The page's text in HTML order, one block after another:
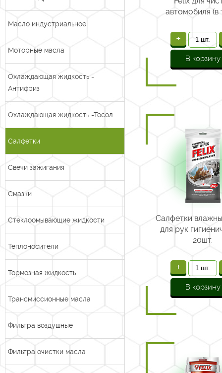
Масло индустриальное
Моторные масла
Охлаждающая жидкость -
Антифриз
Охлаждающая жидкость -Тосол
Салфетки
Свечи зажигания
Смазки
Стеклоомывающие жидкости
Теплоносители
Тормозная жидкость
Трансмиссионные масла
Фильтра воздушные
Фильтра очистки масла
автомобиля (в
+
В корзину
Салфетки
для рук
20шт.
+
В корзину